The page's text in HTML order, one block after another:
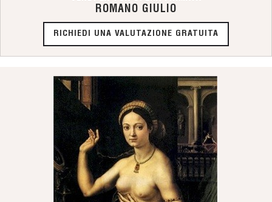
ROMANO GIULIO
RICHIEDI UNA VALUTAZIONE GRATUITA